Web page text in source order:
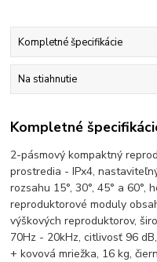
Kompletné špecifikácie
Na stiahnutie
Kompletné
2-pásmový kompaktný
prostredia - IPx4,
rozsahu 15°, 30°, 45° a 60°,
reproduktorové moduly
výškových reproduktorov,
70Hz - 20kHz, citlivosť 96
+ kovová mriežka, 16 kg,